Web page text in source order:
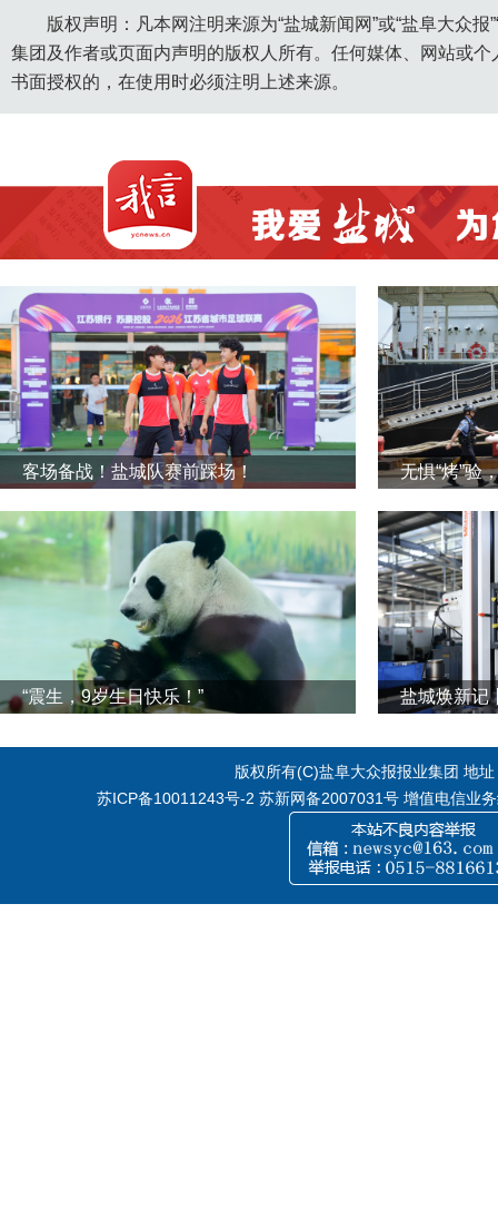
版权声明：凡本网注明来源为“盐城新闻网”或“盐阜大众
集团及作者或页面内声明的版权人所有。任何媒体、网站或
书面授权的，在使用时必须注明上述来源。
客场备战！盐城队赛前踩场！ 无惧“烤”验
“震生，9岁生日快乐！”
版权所有(C)盐阜大众报报业集团 地
苏ICP备10011243号-2 苏新网备2007031号 增值电信业